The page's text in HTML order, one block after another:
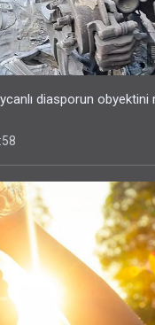
diasporun obyektini